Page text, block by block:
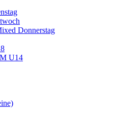
Donnerstag
U14